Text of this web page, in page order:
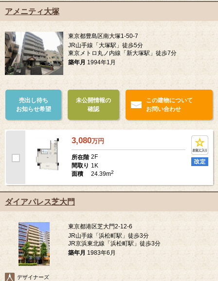
アメニティ大塚
東京都豊島区南大塚1-50-7
JR山手線「大塚駅」徒歩5分
東京メトロ丸ノ内線「新大塚駅」徒歩7分
築年月 1994年1月
売出し待ち
お知らせ希望
未公開情報の
確認
この建物について
お問い合わせ
3,080万円
所在階 2F
間取り 1K
面積
24.39m2
ダイアパレス芝大門
東京都港区芝大門2-12-6
JR山手線「浜松町駅」徒歩3分
JR京浜東北線「浜松町駅」徒歩3分
築年月 1983年6月
デザイナーズ